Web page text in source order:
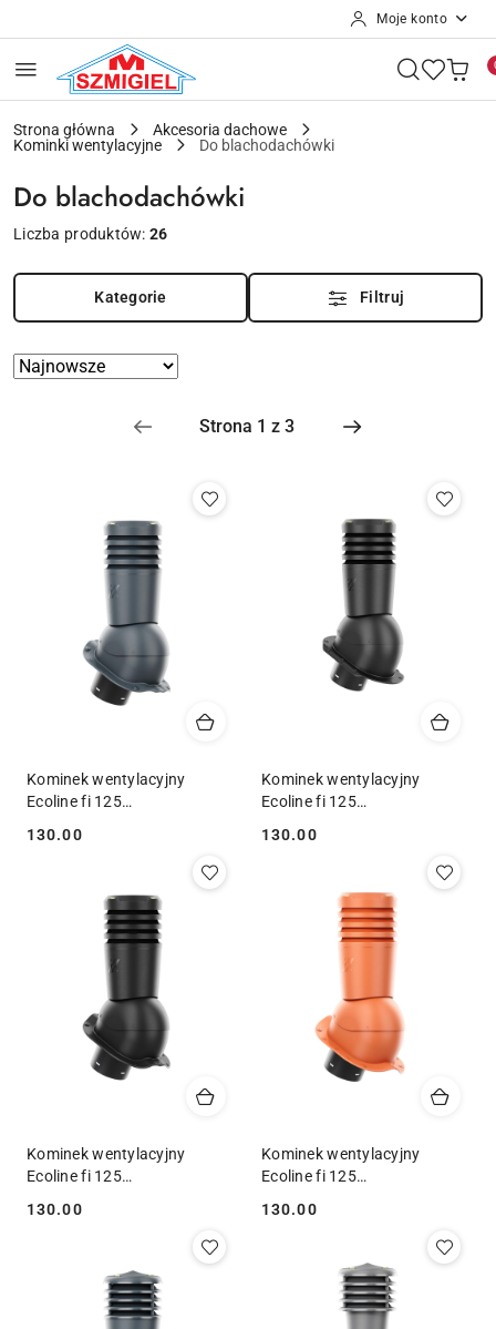
Moje konto
Strona główna
Akcesoria dachowe
Kominki wentylacyjne
Do blachodachówki
Do blachodachówki
Liczba produktów:26
Kategorie Filtruj
Zastosowano
Sortuj
Kominek wentylacyjny
Ecoline fi 125
RAL 7016
Cena:
130.00
Kominek wentylacyjny
Ecoline fi 125
RAL 9005
Cena:
130.00
Kominek wentylacyjny
Ecoline fi 125
RAL 9005
Cena:
130.00
Kominek wentylacyjny
Ecoline fi 125
RAL 8004
Cena:
130.00